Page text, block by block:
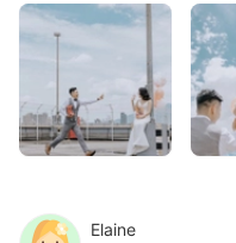
Elaine